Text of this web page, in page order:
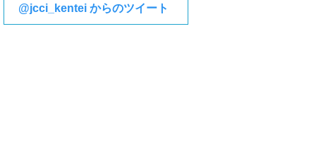
@jcci_kentei からのツイート